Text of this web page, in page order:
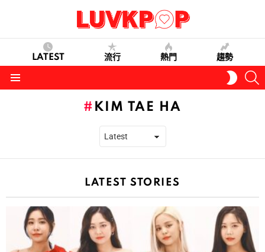
LATEST 流行 熱門 趨勢
SKIN
KIM TAE HA
LATEST STORIES